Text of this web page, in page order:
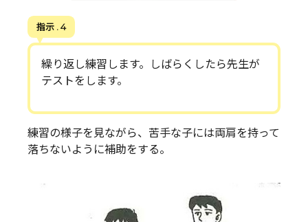
指示 . 4
繰り返し練習します。しばらくしたら先生が
テストをします。
練習の様子を見ながら、苦手な子には両肩を持って
落ちないように補助をする。